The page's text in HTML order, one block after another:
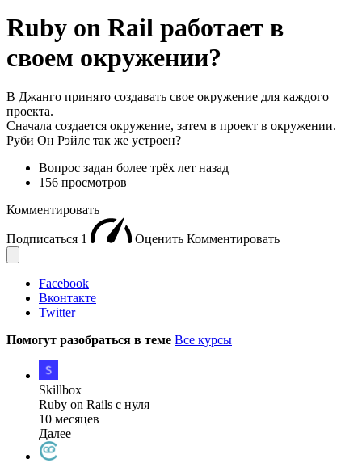
Ruby on Rail работает в
своем окружении?
В Джанго принято создавать свое окружение для каждого
проекта.
Сначала создается окружение, затем в проект в окружении.
Руби Он Рэйлс так же устроен?
Вопрос задан более трёх лет назад
156 просмотров
Комментировать
Подписаться 1 Оценить Комментировать
Facebook
Вконтакте
Twitter
Помогут разобраться в теме Все курсы
Skillbox
Ruby on Rails с нуля
10 месяцев
Далее